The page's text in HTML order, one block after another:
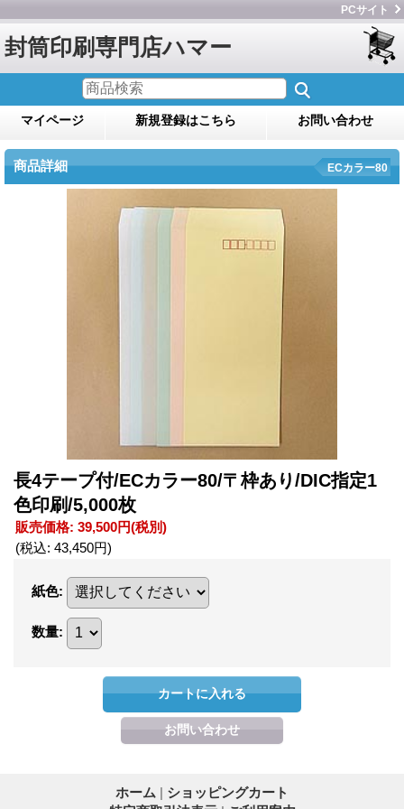
PCサイト
封筒印刷専門店ハマー
マイページ 新規登録はこちら お問い合わせ
商品詳細 ECカラー80
長4テープ付/ECカラー80/〒枠あり/DIC指定1
色印刷/5,000枚
販売価格: 39,500円(税別)
(税込: 43,450円)
紙色:
数量:
ホーム | ショッピングカート